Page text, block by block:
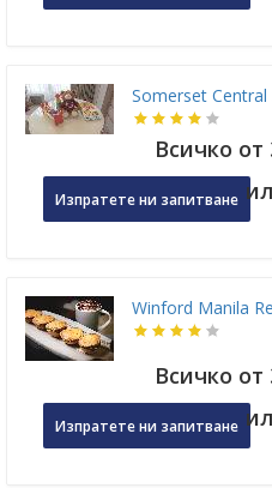
Somerset
Всичко от
Изпратете ни запитване
Winford Manila
Всичко от
Изпратете ни запитване